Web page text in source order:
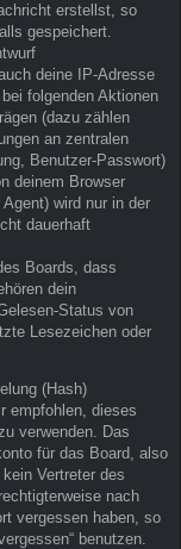
erstellst, so
gespeichert.
deine IP-Adresse
folgenden Aktionen
(dazu zählen
an zentralen
Benutzer-Passwort)
deinem Browser
wird nur in der
dauerhaft
Boards, dass
dein
Status von
Lesezeichen oder
(Hash)
empfohlen, dieses
verwenden. Das
für das Board, also
Vertreter des
nach
vergessen haben, so
benutzen.